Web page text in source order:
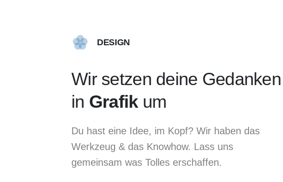
DESIGN
Wir setzen deine Gedanken
in Grafikum
Du hast eine Idee, im Kopf? Wir haben das
Werkzeug & das Knowhow. Lass uns
gemeinsam was Tolles erschaffen.